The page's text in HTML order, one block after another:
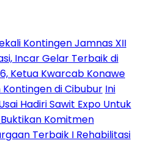
Kontingen Jamnas XII
Incar Gelar Terbaik di
Ketua Kwarcab Konawe
Kontingen di Cibubur Ini
Hadiri Sawit Expo Untuk
Buktikan Komitmen
Terbaik I Rehabilitasi